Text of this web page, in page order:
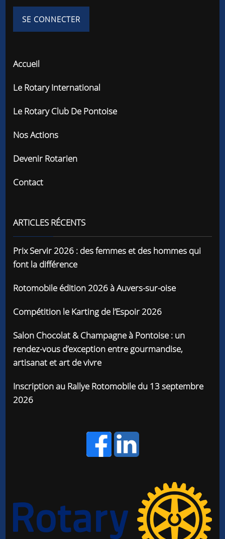
Accueil
Le Rotary International
Le Rotary Club De Pontoise
Nos Actions
Devenir Rotarien
Contact
ARTICLES RÉCENTS
Prix Servir 2026 : des femmes et des hommes qui
font la différence
Rotomobile édition 2026 à Auvers-sur-oise
Compétition le Karting de l’Espoir 2026
Salon Chocolat & Champagne à Pontoise : un
rendez-vous d’exception entre gourmandise,
artisanat et art de vivre
Inscription au Rallye Rotomobile du 13 septembre
2026